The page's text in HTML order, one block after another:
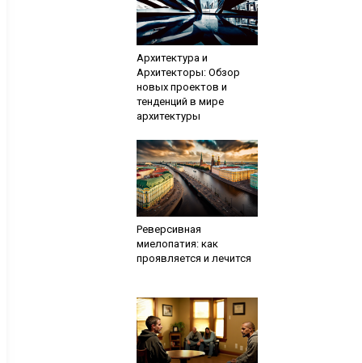
Архитектура и
Архитекторы: Обзор
новых проектов и
тенденций в мире
архитектуры
Реверсивная
миелопатия: как
проявляется и лечится